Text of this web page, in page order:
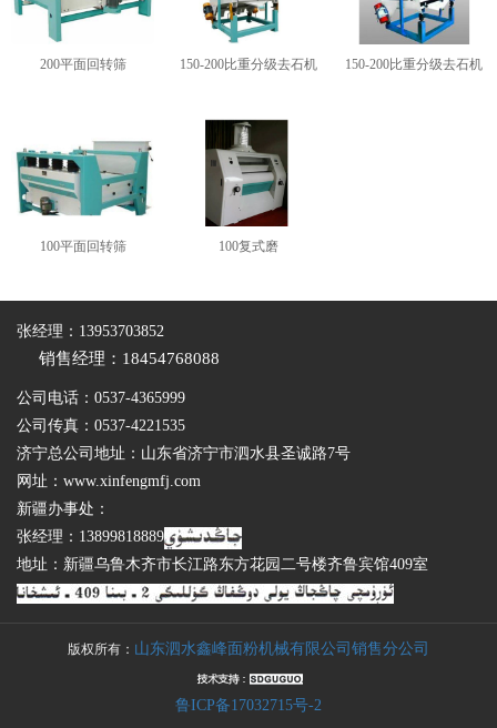
200平面回转筛 150-200比重分级去石机 150-200比重分级去石机
100平面回转筛 100复式磨
张经理：13953703852
销售经理：18454768088
公司电话：0537-4365999
公司传真：0537-4221535
济宁总公司地址：山东省济宁市泗水县圣诚路7号
网址：www.xinfengmfj.com
新疆办事处：
张经理：13899818889
地址：新疆乌鲁木齐市长江路东方花园二号楼齐鲁宾馆409室
版权所有： 山东泗水鑫峰面粉机械有限公司销售分公司
鲁ICP备17032715号-2